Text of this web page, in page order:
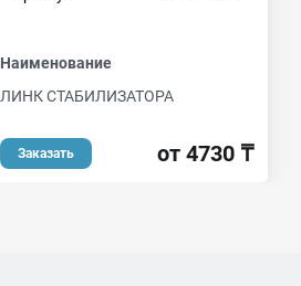
Наименование
ЛИНК СТАБИЛИЗАТОРА
Заказать от 4730 ₸